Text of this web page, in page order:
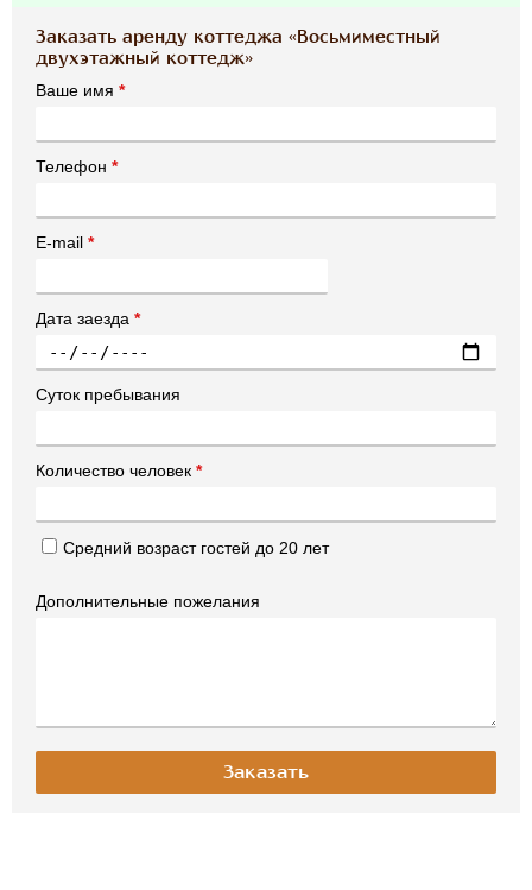
Заказать аренду коттеджа «Восьмиместный
двухэтажный коттедж»
Ваше имя *
Телефон *
E-mail *
Дата заезда *
Суток пребывания
Количество человек *
Средний возраст гостей до 20 лет
Дополнительные пожелания